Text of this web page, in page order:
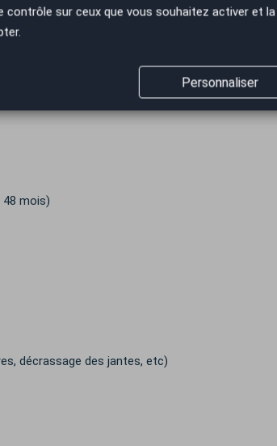
mois.
ou votre bureau ! (sur devis).
mois)
décrassage des jantes, etc)
contrôle sur ceux que vous souhaitez activer et
Personnaliser